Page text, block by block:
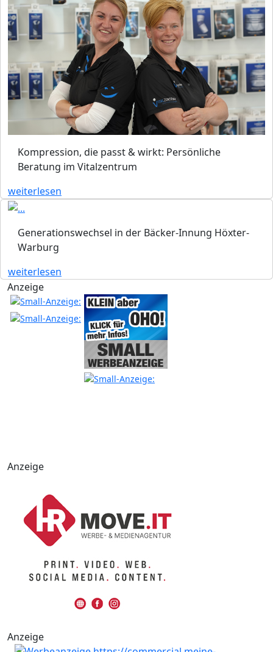
Kompression, die passt & wirkt: Persönliche
Beratung im Vitalzentrum
weiterlesen
Generationswechsel in der Bäcker-Innung Höxter-
Warburg
weiterlesen
Anzeige
Anzeige
Anzeige